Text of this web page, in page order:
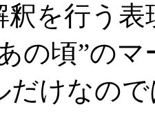
釈を行う
の頃”の
だけなの